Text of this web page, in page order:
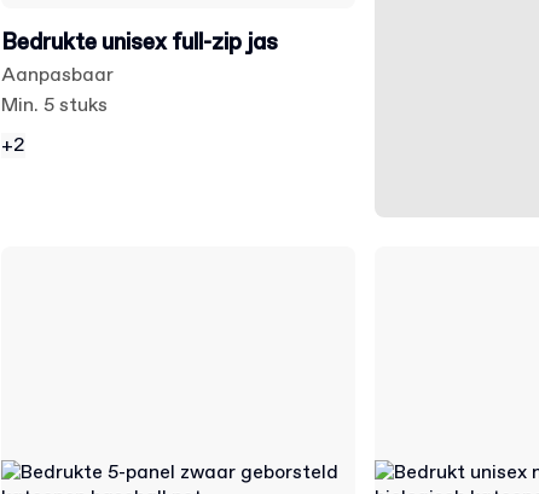
Bedrukte unisex full-zip jas
Aanpasbaar
Min. 5 stuks
+2